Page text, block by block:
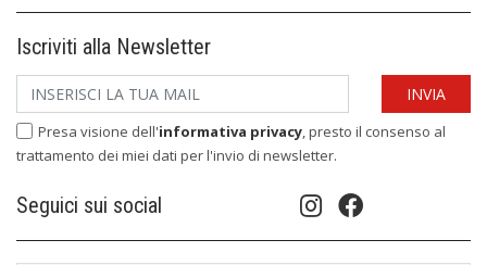
Iscriviti alla Newsletter
Presa visione dell'informativa privacy, presto il consenso al
trattamento dei miei dati per l'invio di newsletter.
Seguici sui social